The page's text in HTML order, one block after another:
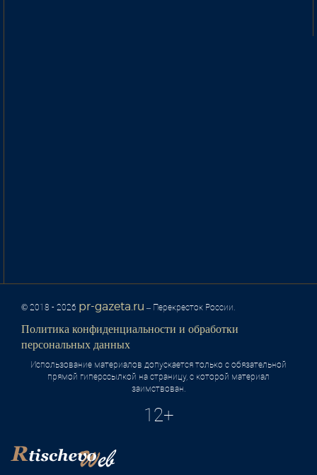
© 2018 - 2026 pr-gazeta.ru – Перекресток России.
Политика конфиденциальности и обработки
персональных данных
Использование материалов допускается только с обязательной
прямой гиперссылкой на страницу, с которой материал
заимствован.
12+